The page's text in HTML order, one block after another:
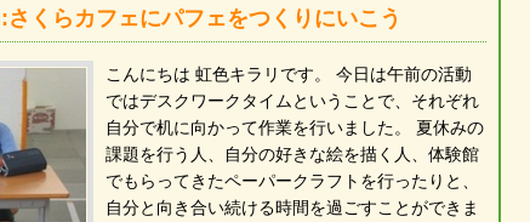
くらカフェにパフェをつくりにいこう
こんにちは 虹色キラリです。 今日は午前の活動
ではデスクワークタイムということで、それぞれ
自分で机に向かって作業を行いました。 夏休みの
課題を行う人、自分の好きな絵を描く人、体験館
でもらってきたペーパークラフトを行ったりと、
自分と向き合い続ける時間を過ごすことができま